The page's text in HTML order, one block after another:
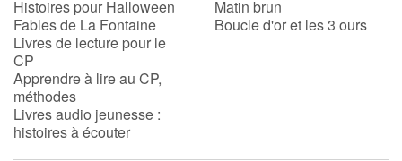
Histoires pour Halloween
Fables de La Fontaine
Livres de lecture pour le
CP
Apprendre à lire au CP,
méthodes
Livres audio jeunesse :
histoires à écouter
Matin brun
Boucle d'or et les 3 ours